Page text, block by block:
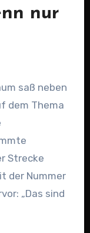
nur
saß neben
dem Thema
Strecke
der Nummer
„Das sind